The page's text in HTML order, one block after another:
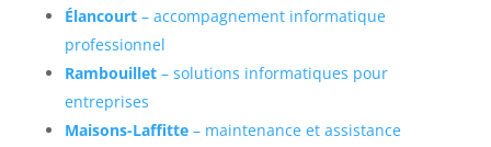
Élancourt– accompagnement informatique
professionnel
Rambouillet– solutions informatiques pour
entreprises
Maisons-Laffitte– maintenance et assistance